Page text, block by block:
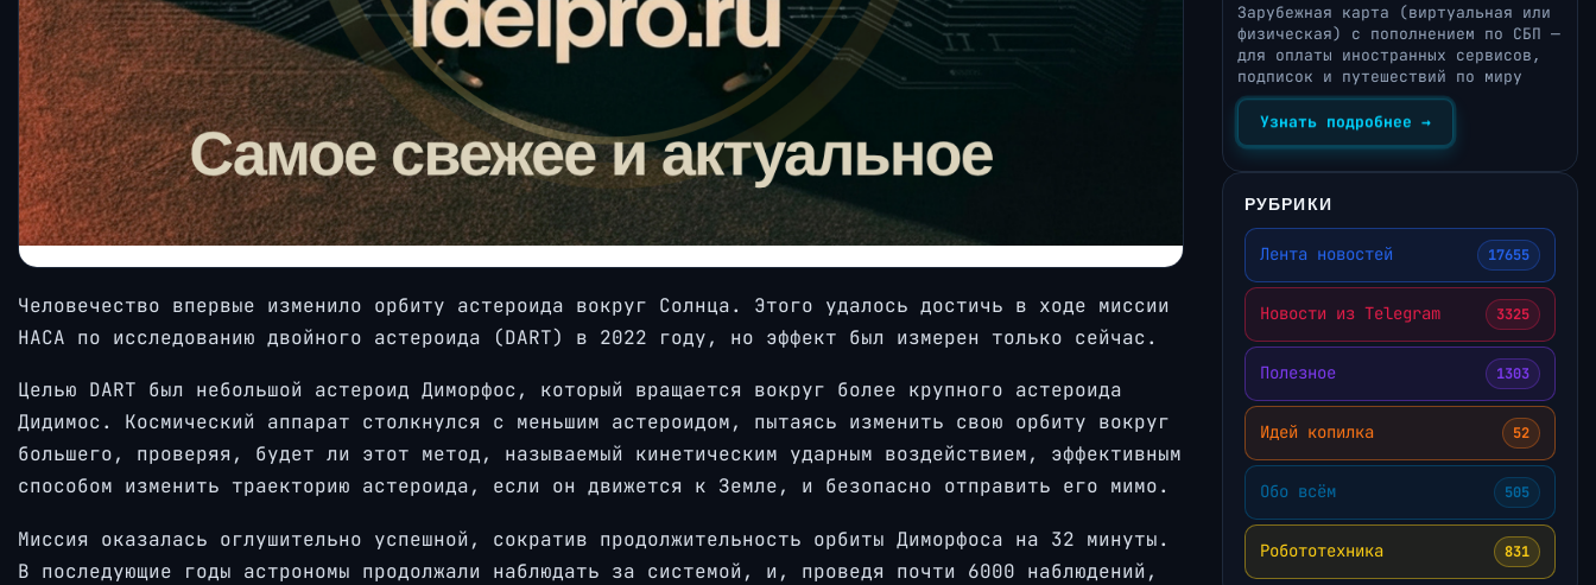
Человечество впервые изменило орбиту астероида вокруг Солнца. Этого удалось достичь в ходе миссии
НАСА по исследованию двойного астероида (DART) в 2022 году, но эффект был измерен только сейчас.
Целью DART был небольшой астероид Диморфос, который вращается вокруг более крупного астероида
Дидимос. Космический аппарат столкнулся с меньшим астероидом, пытаясь изменить свою орбиту вокруг
большего, проверяя, будет ли этот метод, называемый кинетическим ударным воздействием, эффективным
способом изменить траекторию астероида, если он движется к Земле, и безопасно отправить его мимо.
Миссия оказалась оглушительно успешной, сократив продолжительность орбиты Диморфоса на 32 минуты.
В последующие годы астрономы продолжали наблюдать за системой, и, проведя почти 6000 наблюдений,
Зарубежная карта (виртуальная или
физическая) с пополнением по СБП —
для оплаты иностранных сервисов,
подписок и путешествий по миру
Узнать подробнее →
РУБРИКИ
Лента новостей 17655
Новости из Telegram 3325
Полезное 1303
Идей копилка 52
Обо всём 505
Робототехника 831